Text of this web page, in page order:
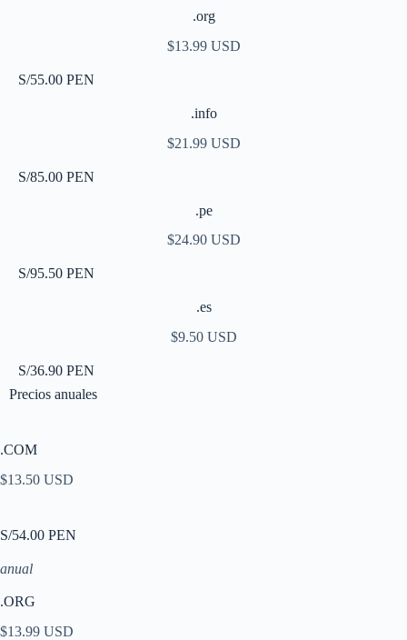
.org
$13.99 USD
S/55.00 PEN
.info
$21.99 USD
S/85.00 PEN
.pe
$24.90 USD
S/95.50 PEN
.es
$9.50 USD
S/36.90 PEN
Precios anuales
.COM
$13.50 USD
S/54.00 PEN
anual
.ORG
$13.99 USD